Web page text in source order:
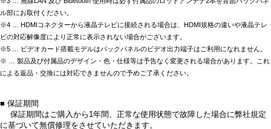
ル部にお取付ください。
※4 … HDMIコネクターから液晶テレビに接続される場合は、HDMI規格の違いや液晶テレ
ビの対応解像度により正常に表示されない場合がございます。
※5 … ビデオカード搭載モデルはバックパネルのビデオ出力端子はご利用になれません。
※ … 製品及び付属品のデザイン・色・仕様等は予告なく変更される場合があります。これ
による返品・交換には対応できませんので予めご了承ください。
■ 保証期間
保証期間はご購入から1年間、正常な使用状態で故障した場合に弊社規定
に基づいて無償修理をさせていただきます。